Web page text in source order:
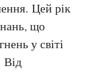
Цей рік
що
у світі
Від